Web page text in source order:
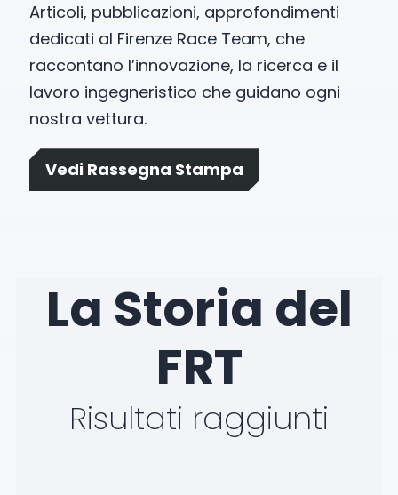
Articoli, pubblicazioni, approfondimenti
dedicati al Firenze Race Team, che
raccontano l’innovazione, la ricerca e il
lavoro ingegneristico che guidano ogni
nostra vettura.
Vedi Rassegna Stampa
La Storia del
FRT
Risultati raggiunti